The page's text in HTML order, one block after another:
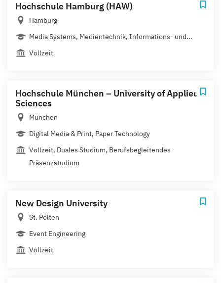
Hochschule Hamburg (HAW)
Hamburg
Media Systems, Medientechnik, Informations- und...
Vollzeit
Hochschule München – University of Applied
Sciences
München
Digital Media & Print, Paper Technology
Vollzeit, Duales Studium, Berufsbegleitendes
Präsenzstudium
New Design University
St. Pölten
Event Engineering
Vollzeit